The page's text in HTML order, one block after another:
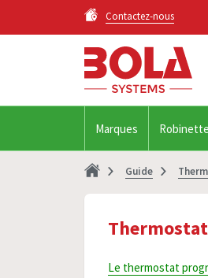
Contactez-nous
Marques
Guide
Le thermostat